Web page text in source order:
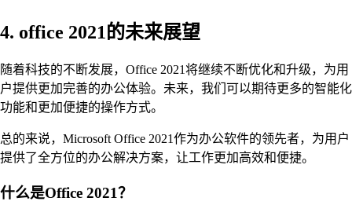
4. office 2021的未来展望
随着科技的不断发展，Office 2021将继续不断优化和升级，为用
户提供更加完善的办公体验。未来，我们可以期待更多的智能化
功能和更加便捷的操作方式。
总的来说，Microsoft Office 2021作为办公软件的领先者，为用户
提供了全方位的办公解决方案，让工作更加高效和便捷。
什么是Office 2021？